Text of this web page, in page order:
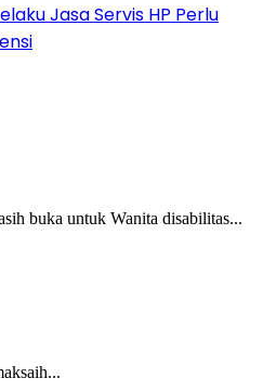
Jasa Servis HP Perlu
buka untuk Wanita disabilitas...